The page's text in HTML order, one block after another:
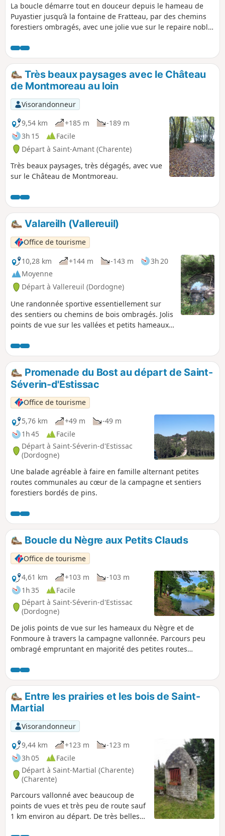
La boucle démarre tout en douceur depuis le hameau de
Puyastier jusqu’à la fontaine de Fratteau, par des chemins
forestiers ombragés, avec une jolie vue sur le repaire noble.
découvert pour finir sur les nombreux pigeonniers du
hameau de Puyastier.
Très beaux paysages avec le Château
de Montmoreau au loin
Visorandonneur
9,54 km
+185 m
-189 m
3h 15
Facile
Départ à Saint-Amant (Charente)
Très beaux paysages, très dégagés, avec vue
sur le Château de Montmoreau.
Valareilh (Vallereuil)
Office de tourisme
10,28 km
+144 m -143 m
3h 20
Moyenne
Départ à Vallereuil (Dordogne)
Une randonnée sportive essentiellement sur
des sentiers ou chemins de bois ombragés. Jolis
points de vue sur les vallées et petits hameaux
Promenade du Bost au départ de Saint-
Séverin-d'Estissac
Office de tourisme
5,76 km
+49 m
-49 m
1h 45
Facile
Départ à Saint-Séverin-d'Estissac
(Dordogne)
Une balade agréable à faire en famille alternant petites
routes communales au cœur de la campagne et sentiers
forestiers bordés de pins.
Boucle du Nègre aux Petits Clauds
Office de tourisme
4,61 km
+103 m
-103 m
1h 35
Facile
Départ à Saint-Séverin-d'Estissac
(Dordogne)
De jolis points de vue sur les hameaux du Nègre et de
Fonmoure à travers la campagne vallonnée. Parcours peu
ombragé empruntant en majorité des petites routes
Entre les prairies et les bois de Saint-
Martial
Visorandonneur
9,44 km
+123 m
-123 m
3h 05
Facile
Départ à Saint-Martial (Charente)
(Charente)
Parcours vallonné avec beaucoup de
points de vues et très peu de route sauf
1 km environ au départ. De très belles